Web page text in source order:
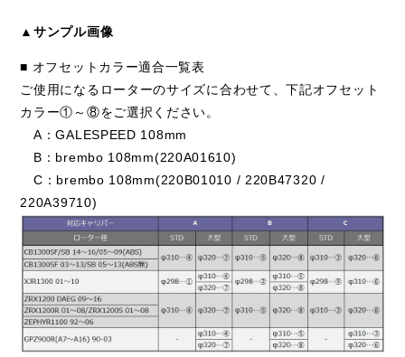
▲サンプル画像
■ オフセットカラー適合一覧表
ご使用になるローターのサイズに合わせて、下記オフセット
カラー①～⑧をご選択ください。
A：GALESPEED 108mm
B：brembo 108mm(220A01610)
C：brembo 108mm(220B01010 / 220B47320 /
220A39710)